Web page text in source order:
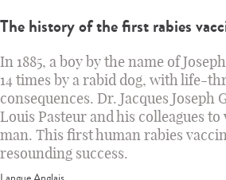
The history of the first rabies
In 1885, a boy by the name of
14 times by a rabid dog, with life-
consequences. Dr. Jacques
Louis Pasteur and his colleagues
man. This first human rabies
resounding success.